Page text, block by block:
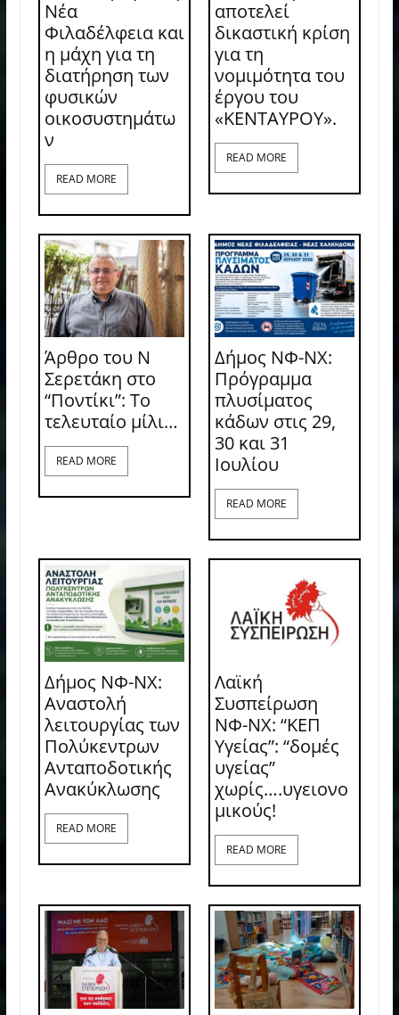
Νέα
Φιλαδέλφεια και
η μάχη για τη
διατήρηση των
φυσικών
οικοσυστημάτω
ν
READ MORE
αποτελεί
δικαστική κρίση
για τη
νομιμότητα του
έργου του
«ΚΕΝΤΑΥΡΟΥ».
READ MORE
Άρθρο του Ν
Σερετάκη στο
“Ποντίκι”: Το
τελευταίο μίλι…
READ MORE
Δήμος ΝΦ-ΝΧ:
Πρόγραμμα
πλυσίματος
κάδων στις 29,
30 και 31
Ιουλίου
READ MORE
Δήμος ΝΦ-ΝΧ:
Αναστολή
λειτουργίας των
Πολύκεντρων
Ανταποδοτικής
Ανακύκλωσης
READ MORE
Λαϊκή
Συσπείρωση
ΝΦ-ΝΧ: “ΚΕΠ
Υγείας”: “δομές
υγείας”
χωρίς….υγειονο
μικούς!
READ MORE